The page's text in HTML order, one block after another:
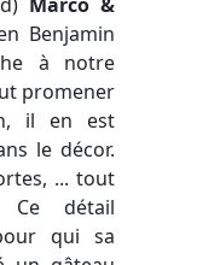
Benjamin
à notre
promener
il en est
le décor.
... tout
Ce détail
qui sa